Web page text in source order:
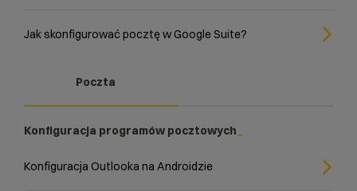
Jak skonfigurować pocztę w Google Suite?
Poczta
Konfiguracja programów pocztowych
Konfiguracja Outlooka na Androidzie